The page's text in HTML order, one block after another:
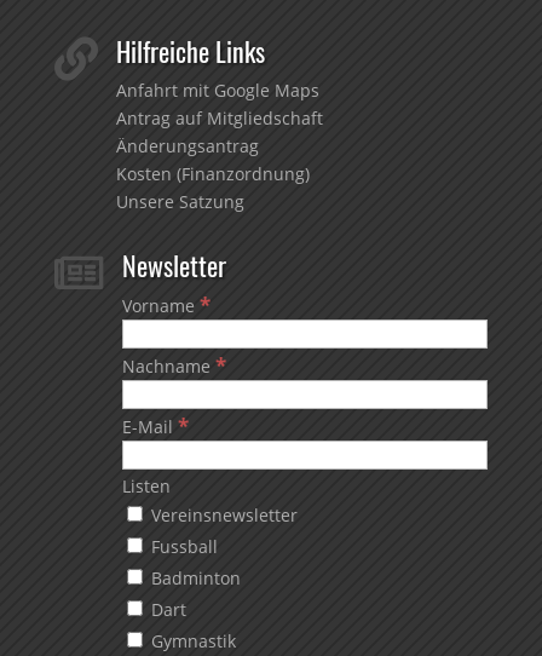
 Hilfreiche Links
Anfahrt mit Google Maps
Antrag auf Mitgliedschaft
Änderungsantrag
Kosten (Finanzordnung)
Unsere Satzung
 Newsletter
Vorname *
Nachname *
E-Mail *
Listen
Vereinsnewsletter
Fussball
Badminton
Dart
Gymnastik